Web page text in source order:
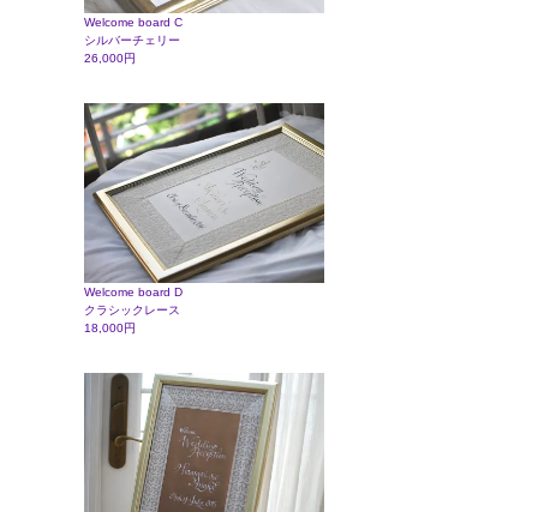
Welcome board C
シルバーチェリー
26,000円
Welcome board D
クラシックレース
18,000円